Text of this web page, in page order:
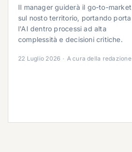
Il manager guiderà il go-to-market
sul nosto territorio, portando porta
l'AI dentro processi ad alta
complessità e decisioni critiche.
22 Luglio 2026 · A cura della redazione